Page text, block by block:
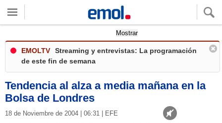
Mostrar
EMOLTV
Streaming y entrevistas: La programación
de este fin de semana
Tendencia al alza a media mañana en la
Bolsa de Londres
18 de Noviembre de 2004 | 06:31 | EFE